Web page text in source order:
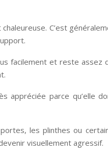
C’est
facilement et reste assez
parce qu’elle
les plinthes ou
visuellement agressif.